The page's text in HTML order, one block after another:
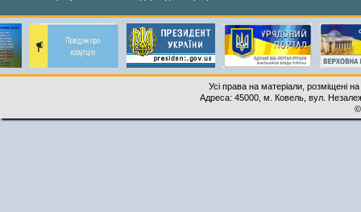
Усі права на матеріали, розміщені
Адреса: 45000, м. Ковель, вул.